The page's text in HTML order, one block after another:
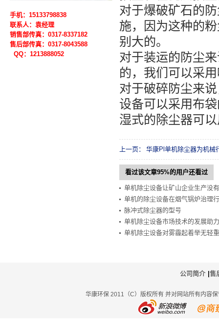
对于爆破矿石的
施，因为这种的
别大的。
对于装运的防尘
的，我们可以采
对于破碎防尘来
设备可以采用布
湿式的除尘器可
上一页： 华康Pl单机除尘器为机械
看过该文章95%的用户还看过
单机除尘设备让矿山企业生产没
单机的除尘设备在烟气锅炉治理
脉冲式除尘器的型号
单机除尘设备市场技术的发展助
单机除尘设备对雾霾起着举无轻
手机：15133798838
联系人：袁经理
销售部传真：0317-8337182
售后部传真：0317-8043588
QQ：1213888052
公司简介 售
华康环保 2011（C）版权所有 并对网站所有内容